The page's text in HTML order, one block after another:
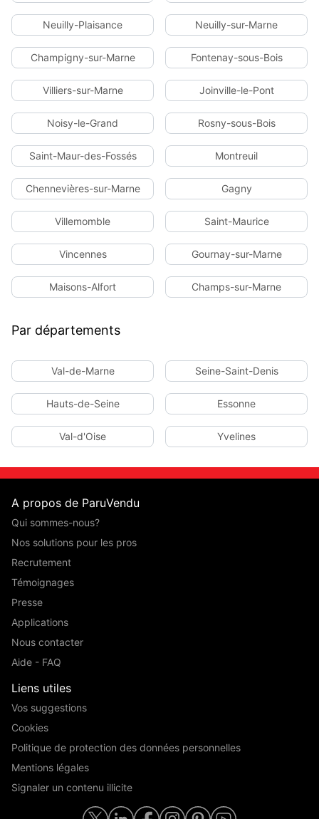
Neuilly-Plaisance Neuilly-sur-Marne
Champigny-sur-Marne Fontenay-sous-Bois
Villiers-sur-Marne Joinville-le-Pont
Noisy-le-Grand Rosny-sous-Bois
Saint-Maur-des-Fossés Montreuil
Chennevières-sur-Marne Gagny
Villemomble Saint-Maurice
Vincennes Gournay-sur-Marne
Maisons-Alfort Champs-sur-Marne
Par départements
Val-de-Marne Seine-Saint-Denis
Hauts-de-Seine Essonne
Val-d'Oise Yvelines
A propos de ParuVendu
Qui sommes-nous?
Nos solutions pour les pros
Recrutement
Témoignages
Presse
Applications
Nous contacter
Aide - FAQ
Liens utiles
Vos suggestions
Cookies
Politique de protection des données personnelles
Mentions légales
Signaler un contenu illicite